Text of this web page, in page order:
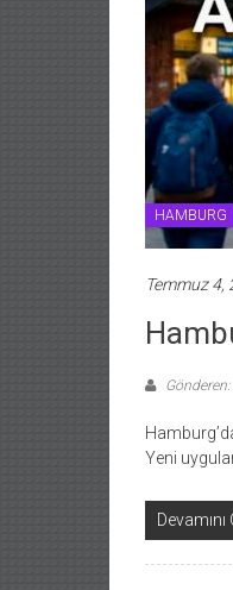
HAMBURG
Temmuz 4,
Yeni
Devamını